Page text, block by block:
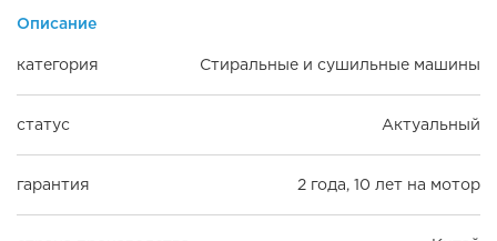
Описание
категория Стиральные и сушильные машины
статус Актуальный
гарантия 2 года, 10 лет на мотор